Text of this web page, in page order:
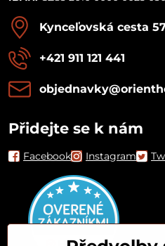
Kynceľovská cesta
+421 911 121 441
Přidejte se k nám
Facebook Instagram